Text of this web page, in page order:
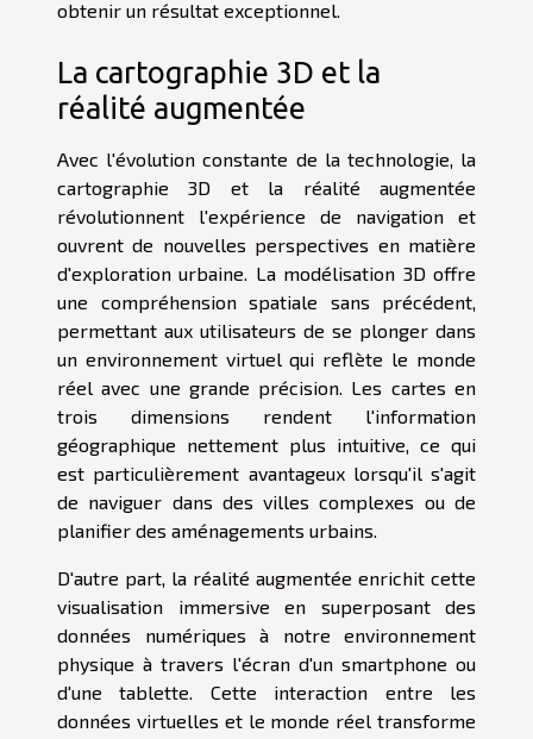
obtenir un résultat exceptionnel.
La cartographie 3D et la
réalité augmentée
Avec l'évolution constante de la technologie, la
cartographie 3D et la réalité augmentée
révolutionnent l'expérience de navigation et
ouvrent de nouvelles perspectives en matière
d'exploration urbaine. La modélisation 3D offre
une compréhension spatiale sans précédent,
permettant aux utilisateurs de se plonger dans
un environnement virtuel qui reflète le monde
réel avec une grande précision. Les cartes en
trois dimensions rendent l'information
géographique nettement plus intuitive, ce qui
est particulièrement avantageux lorsqu'il s'agit
de naviguer dans des villes complexes ou de
planifier des aménagements urbains.
D'autre part, la réalité augmentée enrichit cette
visualisation immersive en superposant des
données numériques à notre environnement
physique à travers l'écran d'un smartphone ou
d'une tablette. Cette interaction entre les
données virtuelles et le monde réel transforme